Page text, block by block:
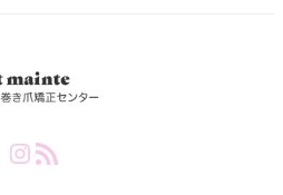
InstagramRSS Feed